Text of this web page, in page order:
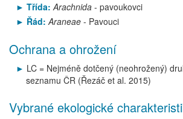
Třída:Arachnida- pavoukovci
Řád:Araneae- Pavouci
Ochrana a ohrožení
LC = Nejméně dotčený (neohrožený)
seznamu ČR (Řezáč et al. 2015)
Vybrané ekologické